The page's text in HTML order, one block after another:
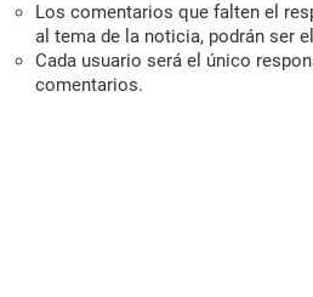
Los comentarios que falten el
al tema de la noticia, podrán ser
Cada usuario será el único
comentarios.